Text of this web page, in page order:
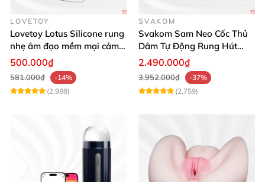
LOVETOY
Lovetoy Lotus Silicone rung
nhẹ âm đạo mềm mại cảm
giác thật
500.000₫
581.000₫
-14%
(2,988)
SVAKOM
Svakom Sam Neo Cốc Thủ
Dâm Tự Động Rung Hút
App Điều Khiển Xa
2.490.000₫
3.952.000₫
-37%
(2,759)